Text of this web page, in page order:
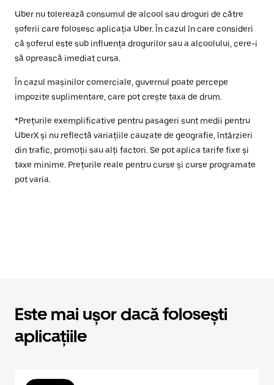
Uber nu tolerează consumul de alcool sau droguri de către
șoferii care folosesc aplicația Uber. În cazul în care consideri
că șoferul este sub influența drogurilor sau a alcoolului, cere-i
să oprească imediat cursa.
În cazul mașinilor comerciale, guvernul poate percepe
impozite suplimentare, care pot crește taxa de drum.
*Prețurile exemplificative pentru pasageri sunt medii pentru
UberX și nu reflectă variațiile cauzate de geografie, întârzieri
din trafic, promoții sau alți factori. Se pot aplica tarife fixe și
taxe minime. Prețurile reale pentru curse și curse programate
pot varia.
Este mai ușor dacă folosești
aplicațiile